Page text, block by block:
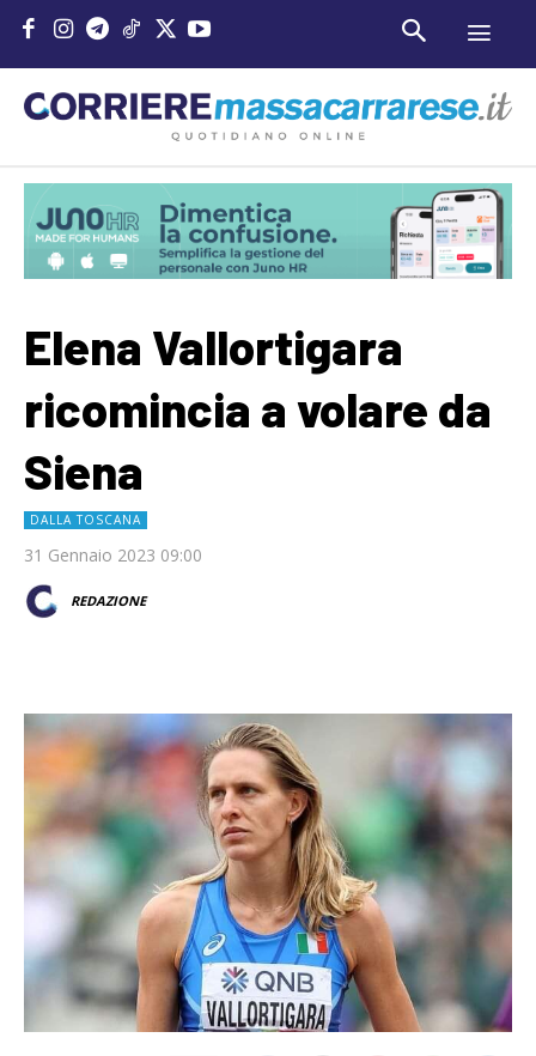
Elena Vallortigara
ricomincia a volare da
Siena
DALLA TOSCANA
31 Gennaio 2023 09:00
REDAZIONE